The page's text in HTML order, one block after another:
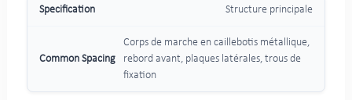
Structure principale
Corps de marche en caillebotis métallique,
rebord avant, plaques latérales, trous de
fixation